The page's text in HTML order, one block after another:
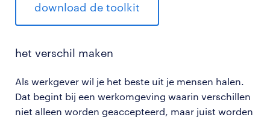
download de toolkit
het verschil maken
Als werkgever wil je het beste uit je mensen halen.
Dat begint bij een werkomgeving waarin verschillen
niet alleen worden geaccepteerd, maar juist worden